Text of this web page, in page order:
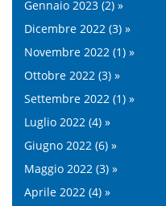
Gennaio 2023 (2) »
Dicembre 2022 (3) »
Novembre 2022 (1) »
Ottobre 2022 (3) »
Settembre 2022 (1) »
Luglio 2022 (4) »
Giugno 2022 (6) »
Maggio 2022 (3) »
Aprile 2022 (4) »